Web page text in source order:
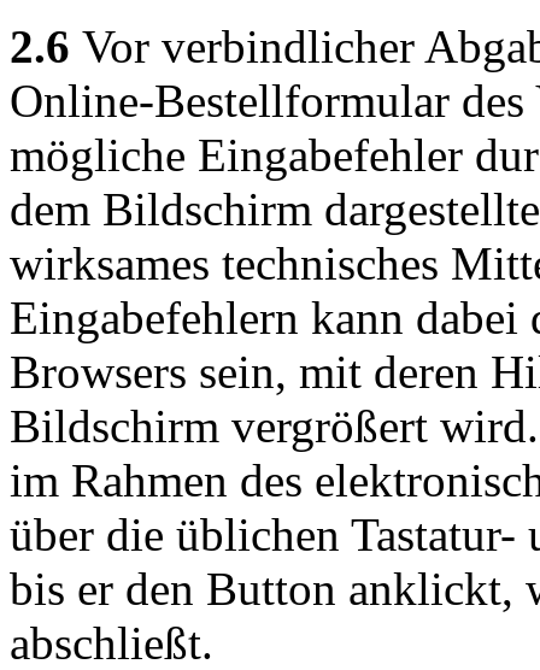
2.6 Vor verbindlicher
Online-Bestellformular
mögliche Eingabefehler
dem Bildschirm
wirksames technisches
Eingabefehlern kann
Browsers sein, mit deren
Bildschirm vergrößert
im Rahmen des
über die üblichen
bis er den Button anklickt,
abschließt.